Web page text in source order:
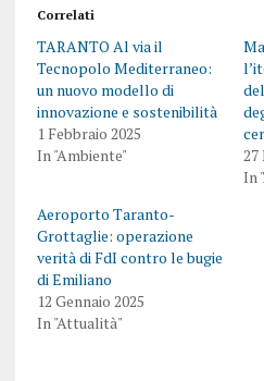
Correlati
TARANTO Al via il
Tecnopolo Mediterraneo:
un nuovo modello di
innovazione e sostenibilità
1 Febbraio 2025
In "Ambiente"
27
In
Aeroporto Taranto-
Grottaglie: operazione
verità di FdI contro le bugie
di Emiliano
12 Gennaio 2025
In "Attualità"